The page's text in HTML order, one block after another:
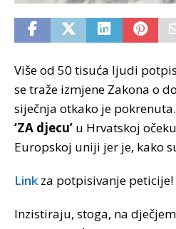
Više od 50 tisuća ljudi
se traže izmjene Zakona o
siječnja otkako je
‘ZA djecu’ u Hrvatskoj
Europskoj uniji jer je, kako
Link za potpisivanje peticije!
Inzistiraju, stoga, na